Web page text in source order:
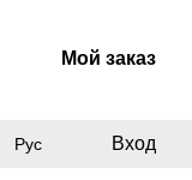
Мой заказ
Рус Вход